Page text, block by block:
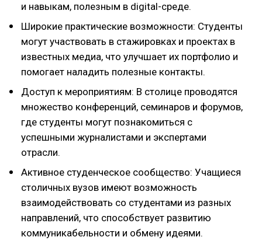
и навыкам, полезным в digital-среде.
Широкие практические возможности: Студенты
могут участвовать в стажировках и проектах в
известных медиа, что улучшает их портфолио и
помогает наладить полезные контакты.
Доступ к мероприятиям: В столице проводятся
множество конференций, семинаров и форумов,
где студенты могут познакомиться с
успешными журналистами и экспертами
отрасли.
Активное студенческое сообщество: Учащиеся
столичных вузов имеют возможность
взаимодействовать со студентами из разных
направлений, что способствует развитию
коммуникабельности и обмену идеями.